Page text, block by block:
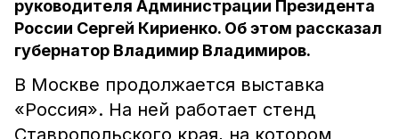
руководителя Администрации Президента
России Сергей Кириенко. Об этом рассказал
губернатор Владимир Владимиров.
В Москве продолжается выставка
«Россия». На ней работает стенд
Ставропольского края, на котором